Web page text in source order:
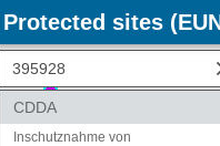
CDDA
Inschutznahme von
Protected sites